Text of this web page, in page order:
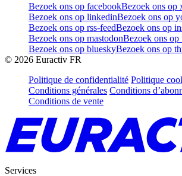
Bezoek ons op facebookBezoek ons op
Bezoek ons op linkedinBezoek ons op
Bezoek ons op rss-feedBezoek ons op
Bezoek ons op mastodonBezoek ons op
Bezoek ons op blueskyBezoek ons op
© 2026 Euractiv FR
Politique de confidentialité Politique
Conditions générales Conditions
Conditions de vente
Services